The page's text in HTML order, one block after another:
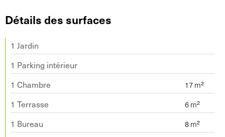
Détails des surfaces
1 Jardin
1 Parking intérieur
1 Chambre
1 Terrasse
1 Bureau